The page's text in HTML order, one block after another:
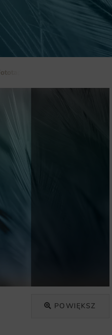
do salonu Fototapeta
POWIĘKSZ